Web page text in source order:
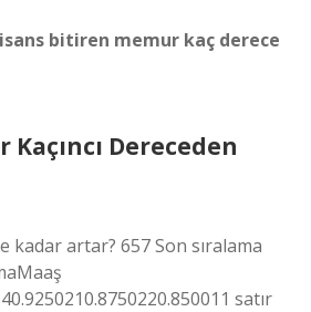
bitiren memur kaç derece
Dereceden
kadar artar? 657 Son sıralama
satır